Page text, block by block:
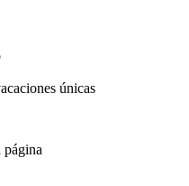
únicas
página